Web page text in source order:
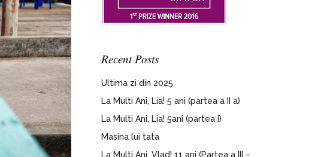
Recent Posts
Ultima zi din 2025
La Multi Ani, Lia! 5 ani (partea a II a)
La Multi Ani, Lia! 5ani (partea I)
Masina lui tata
La Multi Ani, Vlad! 11 ani (Partea a III –